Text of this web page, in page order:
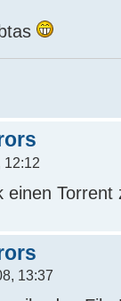
12:12
einen Torrent
13:37